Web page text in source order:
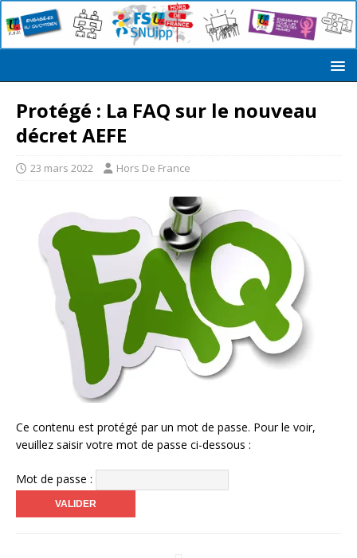
Protégé : La FAQ sur le nouveau
décret AEFE
23 mars 2022 Hors De France
Ce contenu est protégé par un mot de passe. Pour le voir,
veuillez saisir votre mot de passe ci-dessous :
Mot de passe :